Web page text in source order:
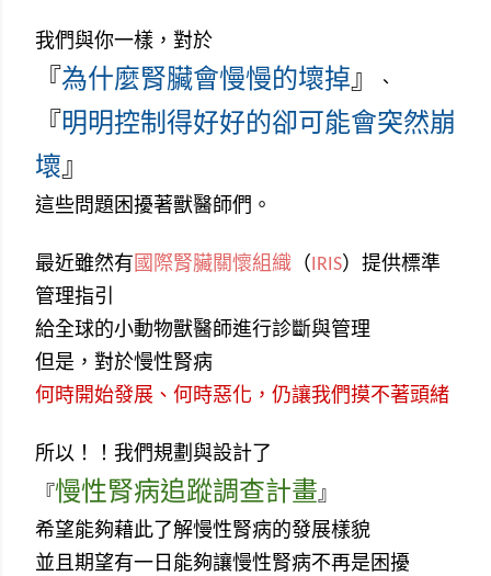
我們與你一樣，對於
『 為什麼腎臟會慢慢的壞掉』 、
『 明明控制得好好的卻可能會突然崩
壞』
這些問題困擾著獸醫師們。
最近雖然有 國際腎臟關懷組織 （IRIS）提供標準
管理指引
給全球的小動物獸醫師進行診斷與管理
但是，對於慢性腎病
何時開始發展、何時惡化，仍讓我們摸不著頭緒
所以！！我們規劃與設計了
『 慢性腎病追蹤調查計畫』
希望能夠藉此了解慢性腎病的發展樣貌
並且期望有一日能夠讓慢性腎病不再是困擾